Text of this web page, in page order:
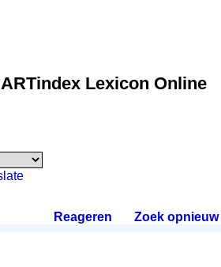
ARTindex Lexicon Online
Reageren Zoek opnieuw.